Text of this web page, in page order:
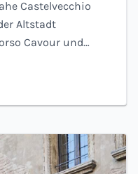
Castelvecchio
Altstadt
Cavour und